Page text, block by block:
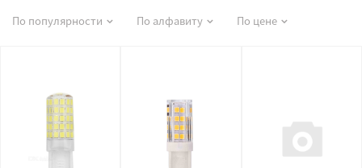
По популярности По алфавиту По цене